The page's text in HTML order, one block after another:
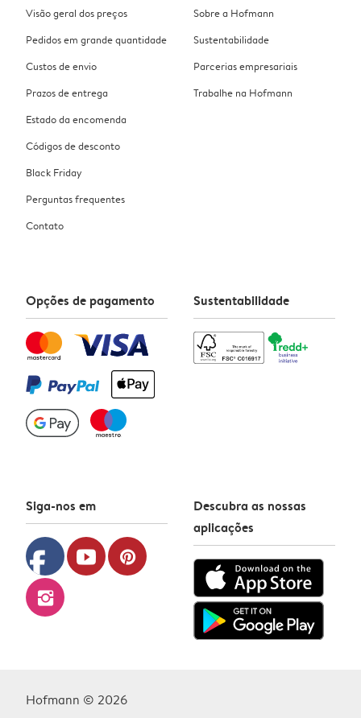
Visão geral dos preços
Pedidos em grande quantidade
Custos de envio
Prazos de entrega
Estado da encomenda
Códigos de desconto
Black Friday
Perguntas frequentes
Contato
Sobre a Hofmann
Sustentabilidade
Parcerias empresariais
Trabalhe na Hofmann
Opções de pagamento Sustentabilidade
Siga-nos em
facebook youtube pinterest
instagram
Descubra as nossas
aplicações
Hofmann © 2026